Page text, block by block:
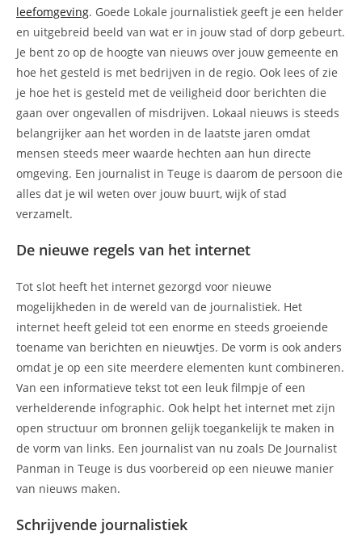
leefomgeving. Goede Lokale journalistiek geeft je een helder
en uitgebreid beeld van wat er in jouw stad of dorp gebeurt.
Je bent zo op de hoogte van nieuws over jouw gemeente en
hoe het gesteld is met bedrijven in de regio. Ook lees of zie
je hoe het is gesteld met de veiligheid door berichten die
gaan over ongevallen of misdrijven. Lokaal nieuws is steeds
belangrijker aan het worden in de laatste jaren omdat
mensen steeds meer waarde hechten aan hun directe
omgeving. Een journalist in Teuge is daarom de persoon die
alles dat je wil weten over jouw buurt, wijk of stad
verzamelt.
De nieuwe regels van het internet
Tot slot heeft het internet gezorgd voor nieuwe
mogelijkheden in de wereld van de journalistiek. Het
internet heeft geleid tot een enorme en steeds groeiende
toename van berichten en nieuwtjes. De vorm is ook anders
omdat je op een site meerdere elementen kunt combineren.
Van een informatieve tekst tot een leuk filmpje of een
verhelderende infographic. Ook helpt het internet met zijn
open structuur om bronnen gelijk toegankelijk te maken in
de vorm van links. Een journalist van nu zoals De Journalist
Panman in Teuge is dus voorbereid op een nieuwe manier
van nieuws maken.
Schrijvende journalistiek